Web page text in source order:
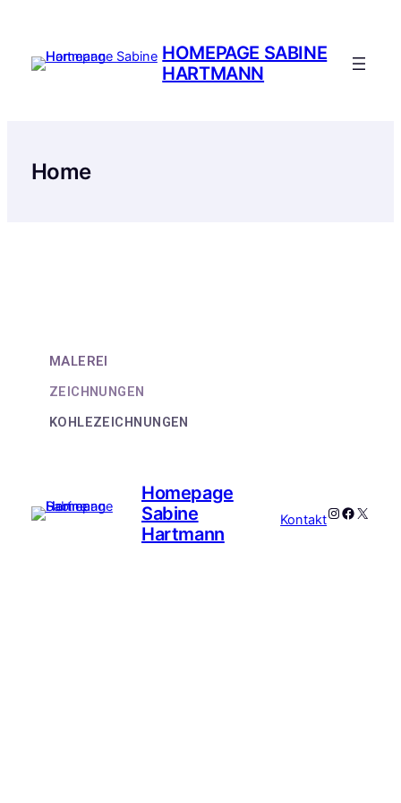
HOMEPAGE SABINE
HARTMANN
Home
MALEREI
ZEICHNUNGEN
KOHLEZEICHNUNGEN
Homepage
Sabine
Hartmann
Kontakt